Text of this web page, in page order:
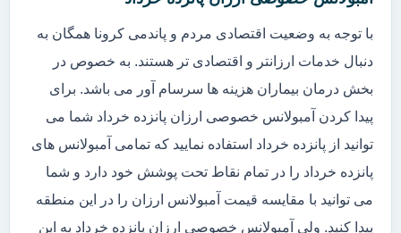
با توجه به وضعیت اقتصادی مردم و پاندمی کرونا همگان به
دنبال خدمات ارزانتر و اقتصادی تر هستند. به خصوص در
بخش درمان بیماران هزینه ها سرسام آور می باشد. برای
پیدا کردن آمبولانس خصوصی ارزان پانزده خرداد شما می
توانید از پانزده خرداد استفاده نمایید که تمامی آمبولانس های
پانزده خرداد را در تمام نقاط تحت پوشش خود دارد و شما
می توانید با مقایسه قیمت آمبولانس ارزان را در این منطقه
پیدا کنید. ولی آمبولانس خصوصی ارزان پانزده خرداد به این